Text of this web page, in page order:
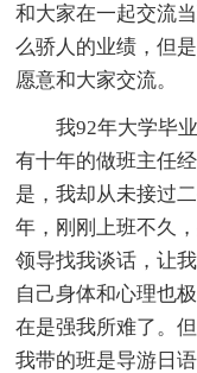
和大家在一起交流
么骄人的业绩，但
愿意和大家交流。
我92年大学毕业
有十年的做班主任
是，我却从未接过
年，刚刚上班不久
领导找我谈话，让
自己身体和心理也
在是强我所难了。
我带的班是导游日